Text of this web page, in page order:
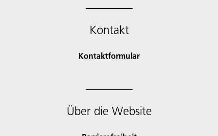
Kontakt
Kontaktformular
Über die Website